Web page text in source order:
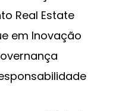
Real Estate
em Inovação